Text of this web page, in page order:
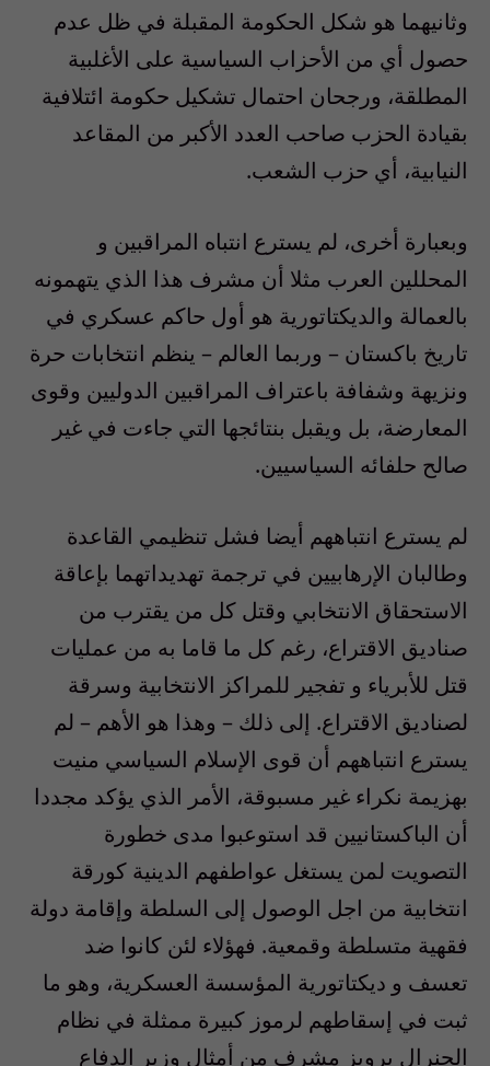
وثانيهما هو شكل الحكومة المقبلة في ظل عدم
حصول أي من الأحزاب السياسية على الأغلبية
المطلقة، ورجحان احتمال تشكيل حكومة ائتلافية
بقيادة الحزب صاحب العدد الأكبر من المقاعد
النيابية، أي حزب الشعب.
وبعبارة أخرى، لم يسترع انتباه المراقبين و
المحللين العرب مثلا أن مشرف هذا الذي يتهمونه
بالعمالة والديكتاتورية هو أول حاكم عسكري في
تاريخ باكستان – وربما العالم – ينظم انتخابات حرة
ونزيهة وشفافة باعتراف المراقبين الدوليين وقوى
المعارضة، بل ويقبل بنتائجها التي جاءت في غير
صالح حلفائه السياسيين.
لم يسترع انتباههم أيضا فشل تنظيمي القاعدة
وطالبان الإرهابيين في ترجمة تهديداتهما بإعاقة
الاستحقاق الانتخابي وقتل كل من يقترب من
صناديق الاقتراع، رغم كل ما قاما به من عمليات
قتل للأبرياء و تفجير للمراكز الانتخابية وسرقة
لصناديق الاقتراع. إلى ذلك – وهذا هو الأهم – لم
يسترع انتباههم أن قوى الإسلام السياسي منيت
بهزيمة نكراء غير مسبوقة، الأمر الذي يؤكد مجددا
أن الباكستانيين قد استوعبوا مدى خطورة
التصويت لمن يستغل عواطفهم الدينية كورقة
انتخابية من اجل الوصول إلى السلطة وإقامة دولة
فقهية متسلطة وقمعية. فهؤلاء لئن كانوا ضد
تعسف و ديكتاتورية المؤسسة العسكرية، وهو ما
ثبت في إسقاطهم لرموز كبيرة ممثلة في نظام
الجنرال برويز مشرف من أمثال وزير الدفاع